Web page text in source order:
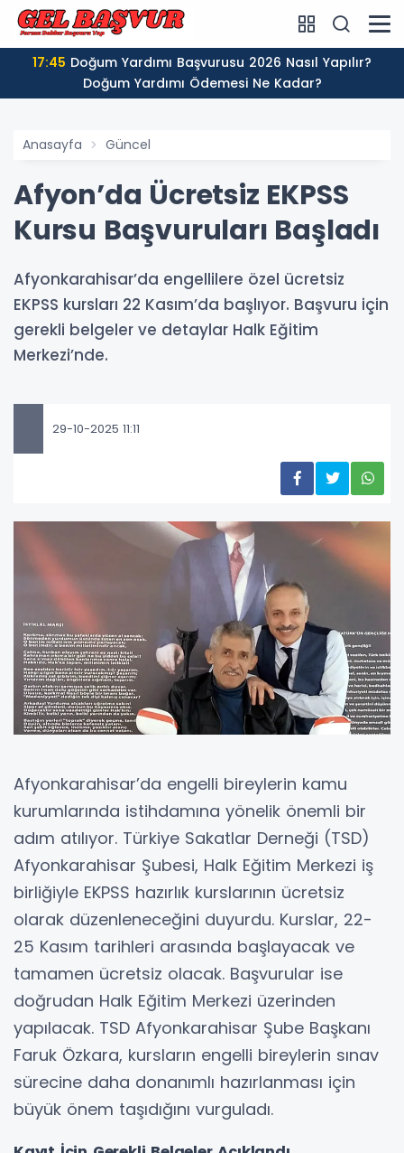
17:45
Doğum Yardımı Ödemesi Ne Kadar?
Anasayfa Güncel
Afyon’da Ücretsiz EKPSS
Kursu Başvuruları Başladı
Afyonkarahisar’da engellilere özel ücretsiz
EKPSS kursları 22 Kasım’da başlıyor. Başvuru için
gerekli belgeler ve detaylar Halk Eğitim
Merkezi’nde.
29-10-2025 11:11
Afyonkarahisar’da engelli bireylerin kamu
kurumlarında istihdamına yönelik önemli bir
adım atılıyor. Türkiye Sakatlar Derneği (TSD)
Afyonkarahisar Şubesi, Halk Eğitim Merkezi iş
birliğiyle EKPSS hazırlık kurslarının ücretsiz
olarak düzenleneceğini duyurdu. Kurslar, 22-
25 Kasım tarihleri arasında başlayacak ve
tamamen ücretsiz olacak. Başvurular ise
doğrudan Halk Eğitim Merkezi üzerinden
yapılacak. TSD Afyonkarahisar Şube Başkanı
Faruk Özkara, kursların engelli bireylerin sınav
sürecine daha donanımlı hazırlanması için
büyük önem taşıdığını vurguladı.